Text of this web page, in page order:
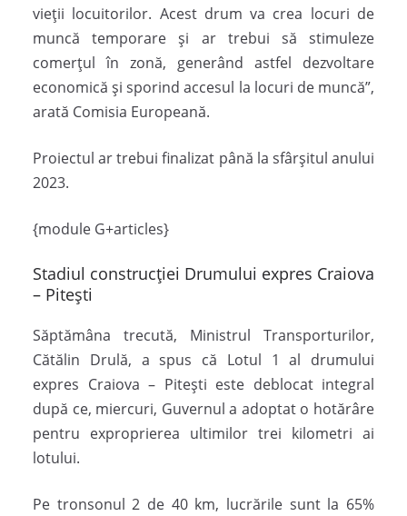
vieții locuitorilor. Acest drum va crea locuri de
muncă temporare și ar trebui să stimuleze
comerțul în zonă, generând astfel dezvoltare
economică și sporind accesul la locuri de muncă”,
arată Comisia Europeană.
Proiectul ar trebui finalizat până la sfârșitul anului
2023.
{module G+articles}
Stadiul construcției Drumului expres Craiova
– Pitești
Săptămâna trecută, Ministrul Transporturilor,
Cătălin Drulă, a spus că Lotul 1 al drumului
expres Craiova – Pitești este deblocat integral
după ce, miercuri, Guvernul a adoptat o hotărâre
pentru exproprierea ultimilor trei kilometri ai
lotului.
Pe tronsonul 2 de 40 km, lucrările sunt la 65%